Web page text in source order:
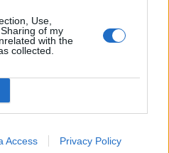
Use,
of my
with the
collected.
Access Privacy Policy